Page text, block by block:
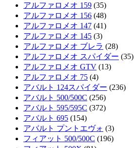
アルファロメオ 159 (35)
アルファロメオ 156 (48)
アルファロメオ 147 (41)
アルファロメオ 145 (3)
アルファロメオ ブレラ (28)
アルファロメオ スパイダー (35)
アルファロメオ GTV (13)
アルファロメオ 75 (4)
アバルト 124スパイダー (236)
アバルト 500/500C (256)
アバルト 595/595C (372)
アバルト 695 (154)
アバルト プントエヴォ (3)
フィアット 500/500C (196)